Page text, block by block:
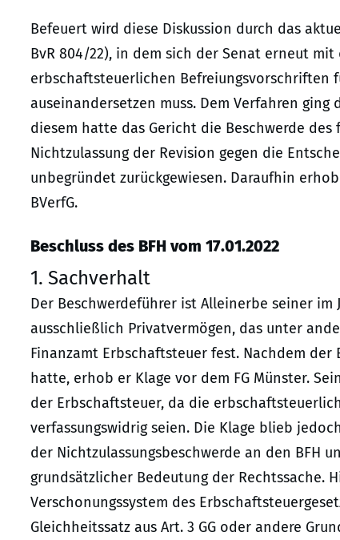
Befeuert wird diese Diskussion durch das
BvR 804/22), in dem sich der Senat erneut
erbschaftsteuerlichen Befreiungsvorschriften
auseinandersetzen muss. Dem Verfahren ging
diesem hatte das Gericht die Beschwerde
Nichtzulassung der Revision gegen die
unbegründet zurückgewiesen. Daraufhin
BVerfG.
Beschluss des BFH vom 17.01.2022
1. Sachverhalt
Der Beschwerdeführer ist Alleinerbe seiner
ausschließlich Privatvermögen, das unter
Finanzamt Erbschaftsteuer fest. Nachdem
hatte, erhob er Klage vor dem FG Münster.
der Erbschaftsteuer, da die
verfassungswidrig seien. Die Klage blieb
der Nichtzulassungsbeschwerde an den BFH
grundsätzlicher Bedeutung der Rechtssache.
Verschonungssystem des
Gleichheitssatz aus Art. 3 GG oder andere